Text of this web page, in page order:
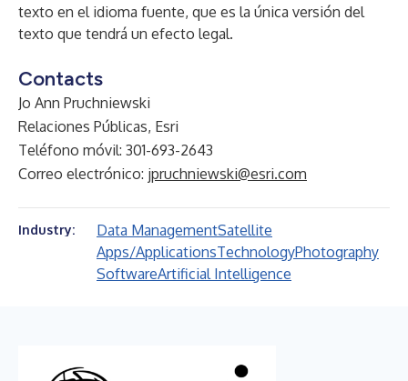
texto en el idioma fuente, que es la única versión del
texto que tendrá un efecto legal.
Contacts
Jo Ann Pruchniewski
Relaciones Públicas, Esri
Teléfono móvil: 301-693-2643
Correo electrónico: jpruchniewski@esri.com
Industry: Data ManagementSatellite
Apps/ApplicationsTechnologyPhotography
SoftwareArtificial Intelligence